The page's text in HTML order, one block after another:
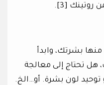
روتينك [3].
بشرتك، وابدأ
هل تحتاج إلى معالجة
لون بشرة. أو…الخ.